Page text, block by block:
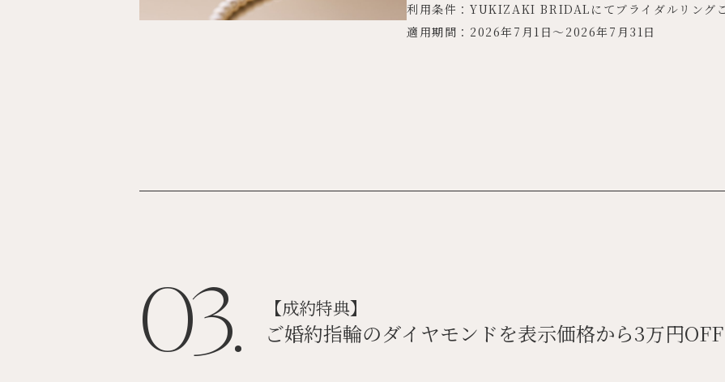
利用条件：YUKIZAKI BRIDALにてブライダルリング
適用期間：2026年7月1日～2026年7月31日
03. 【成約特典】
ご婚約指輪のダイヤモンドを表示価格から3万円OFF